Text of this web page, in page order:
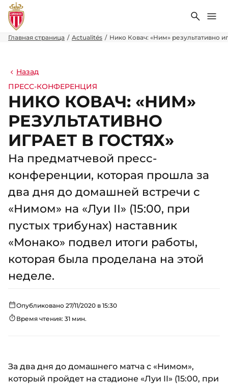
Поиск
Главная страница Actualités Нико Ковач: «Ним» результативно
Назад
ПРЕСС-КОНФЕРЕНЦИЯ
НИКО КОВАЧ: «НИМ»
РЕЗУЛЬТАТИВНО
ИГРАЕТ В ГОСТЯХ»
На предматчевой пресс-
конференции, которая прошла за
два дня до домашней встречи с
«Нимом» на «Луи II» (15:00, при
пустых трибунах) наставник
«Монако» подвел итоги работы,
которая была проделана на этой
неделе.
Опубликовано 27/11/2020 в 15:30
Время чтения: 31 мин.
За два дня до домашнего матча с «Нимом»,
который пройдет на стадионе «Луи II» (15:00, при